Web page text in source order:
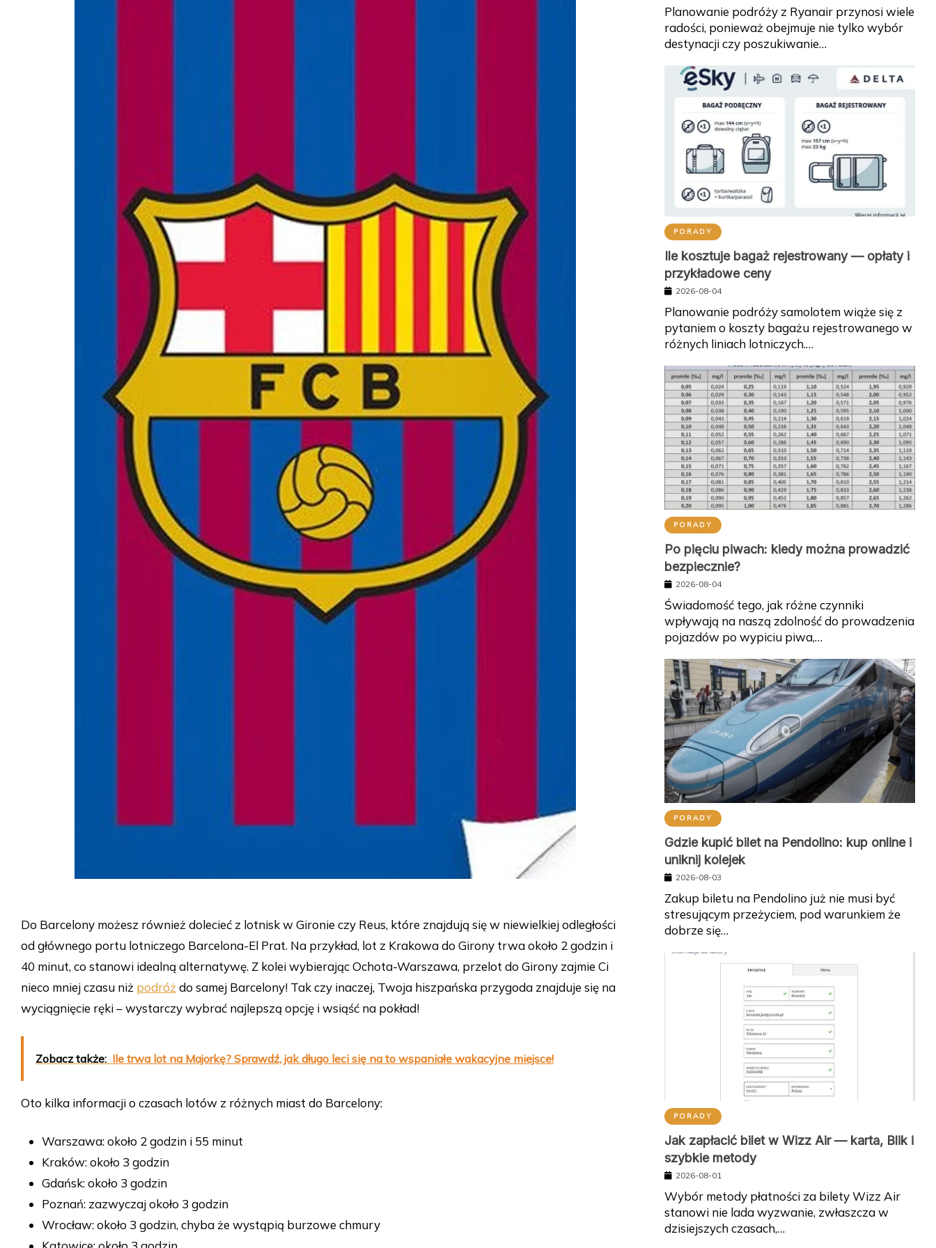
Do Barcelony możesz również dolecieć z lotnisk w Gironie czy Reus, które znajdują się w niewielkiej odległości
od głównego portu lotniczego Barcelona-El Prat. Na przykład, lot z Krakowa do Girony trwa około 2 godzin i
40 minut, co stanowi idealną alternatywę. Z kolei wybierając Ochota-Warszawa, przelot do Girony zajmie Ci
nieco mniej czasu niż podróż do samej Barcelony! Tak czy inaczej, Twoja hiszpańska przygoda znajduje się na
wyciągnięcie ręki – wystarczy wybrać najlepszą opcję i wsiąść na pokład!
Zobacz także: Ile trwa lot na Majorkę? Sprawdź, jak długo leci się na to wspaniałe wakacyjne miejsce!
Oto kilka informacji o czasach lotów z różnych miast do Barcelony:
Warszawa: około 2 godzin i 55 minut
Kraków: około 3 godzin
Gdańsk: około 3 godzin
Poznań: zazwyczaj około 3 godzin
Wrocław: około 3 godzin, chyba że wystąpią burzowe chmury
Planowanie podróży z Ryanair przynosi wiele
radości, ponieważ obejmuje nie tylko wybór
destynacji czy poszukiwanie…
PORADY
Ile kosztuje bagaż rejestrowany — opłaty i
przykładowe ceny
2026-08-04
Planowanie podróży samolotem wiąże się z
pytaniem o koszty bagażu rejestrowanego w
różnych liniach lotniczych.…
PORADY
Po pięciu piwach: kiedy można prowadzić
bezpiecznie?
2026-08-04
Świadomość tego, jak różne czynniki
wpływają na naszą zdolność do prowadzenia
pojazdów po wypiciu piwa,…
PORADY
Gdzie kupić bilet na Pendolino: kup online i
uniknij kolejek
2026-08-03
Zakup biletu na Pendolino już nie musi być
stresującym przeżyciem, pod warunkiem że
dobrze się…
PORADY
Jak zapłacić bilet w Wizz Air — karta, Blik i
szybkie metody
2026-08-01
Wybór metody płatności za bilety Wizz Air
stanowi nie lada wyzwanie, zwłaszcza w
dzisiejszych czasach,…